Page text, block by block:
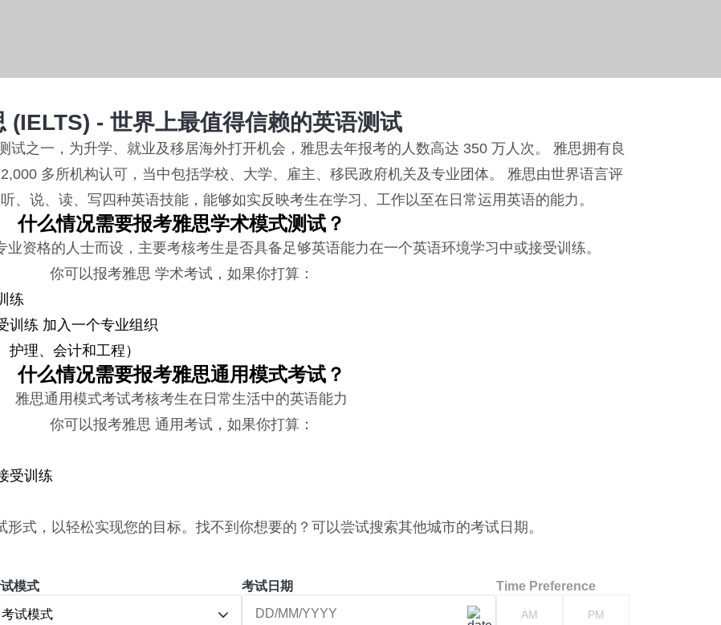
(IELTS) - 世界上最值得信赖的英语测试
试之一，为升学、就业及移居海外打开机会，雅思去年报考的人数高达 350 万人次。 雅思拥有良
多所机构认可，当中包括学校、大学、雇主、移民政府机关及专业团体。 雅思由世界语言评
、说、读、写四种英语技能，能够如实反映考生在学习、工作以至在日常运用英语的能力。
什么情况需要报考雅思学术模式测试？
资格的人士而设，主要考核考生是否具备足够英语能力在一个英语环境学习中或接受训练。
你可以报考雅思 学术考试，如果你打算：
练
训练 加入一个专业组织
理、会计和工程）
什么情况需要报考雅思通用模式考试？
雅思通用模式考试考核考生在日常生活中的英语能力
你可以报考雅思 通用考试，如果你打算：
受训练
式，以轻松实现您的目标。找不到你想要的？可以尝试搜索其他城市的考试日期。
模式
考试模式
考试日期 Time Preference
AM PM